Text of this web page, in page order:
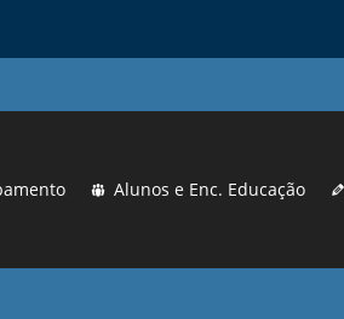
Alunos e Enc. Educação